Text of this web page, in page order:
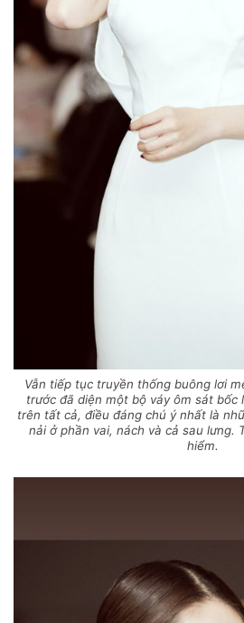
Vẫn tiếp tục truyền thống buông lơi
trước đã diện một bộ váy ôm sát bốc
trên tất cả, điều đáng chú ý nhất là
nải ở phần vai, nách và cả sau lưng.
hiểm.